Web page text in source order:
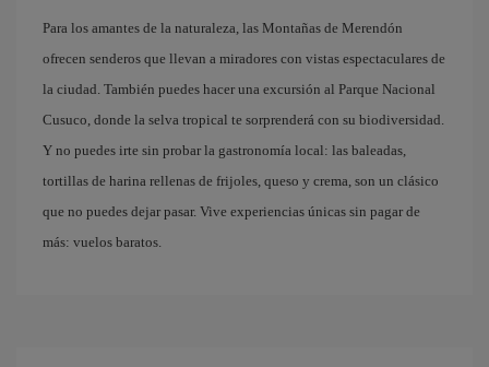
Para los amantes de la naturaleza, las Montañas de Merendón
ofrecen senderos que llevan a miradores con vistas espectaculares de
la ciudad. También puedes hacer una excursión al Parque Nacional
Cusuco, donde la selva tropical te sorprenderá con su biodiversidad.
Y no puedes irte sin probar la gastronomía local: las baleadas,
tortillas de harina rellenas de frijoles, queso y crema, son un clásico
que no puedes dejar pasar. Vive experiencias únicas sin pagar de
más: vuelos baratos.